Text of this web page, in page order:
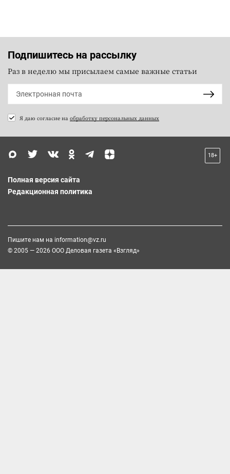
Подпишитесь на рассылку
Раз в неделю мы присылаем самые важные статьи
Я даю согласие на обработку персональных данных
18+
Полная версия сайта
Редакционная политика
Пишите нам на information@vz.ru
© 2005 — 2026 ООО Деловая газета «Взгляд»